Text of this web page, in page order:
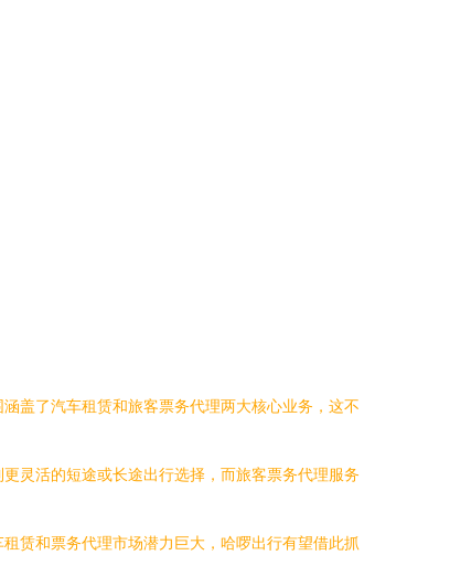
盖了汽车租赁和旅客票务代理两大核心业务，这不
灵活的短途或长途出行选择，而旅客票务代理服务
赁和票务代理市场潜力巨大，哈啰出行有望借此抓